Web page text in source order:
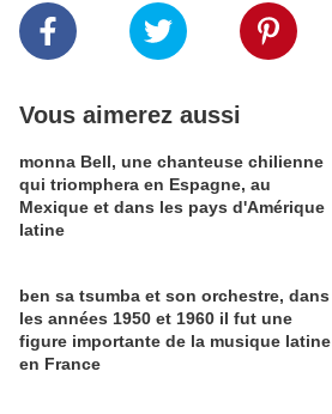
Vous aimerez aussi
monna Bell, une chanteuse chilienne
qui triomphera en Espagne, au
Mexique et dans les pays d'Amérique
latine
ben sa tsumba et son orchestre, dans
les années 1950 et 1960 il fut une
figure importante de la musique latine
en France